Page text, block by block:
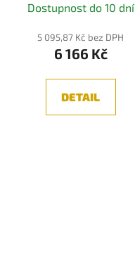
Dostupnost do 10 dní
5 095,87 Kč bez DPH
6 166 Kč
DETAIL